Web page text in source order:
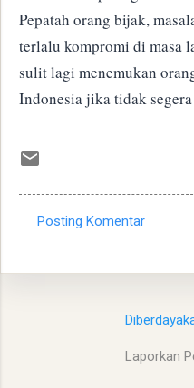
Pepatah orang bijak,
terlalu kompromi di masa
sulit lagi menemukan
Indonesia jika tidak
Posting Komentar
Laporkan